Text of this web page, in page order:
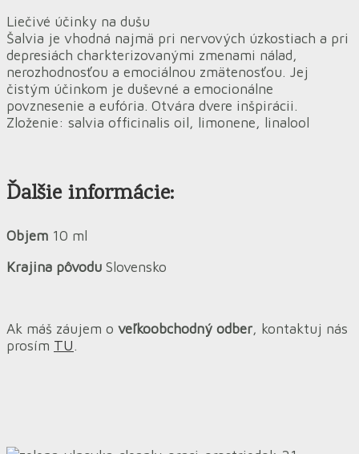
Liečivé účinky na dušu
Šalvia je vhodná najmä pri nervových úzkostiach a pri
depresiách charkterizovanými zmenami nálad,
nerozhodnosťou a emociálnou zmätenosťou. Jej
čistým účinkom je duševné a emocionálne
povznesenie a eufória. Otvára dvere inšpirácii.
Zloženie: salvia officinalis oil, limonene, linalool
Ďalšie informácie:
Objem 10 ml
Krajina pôvodu Slovensko
Ak máš záujem o veľkoobchodný odber, kontaktuj nás
prosím TU.